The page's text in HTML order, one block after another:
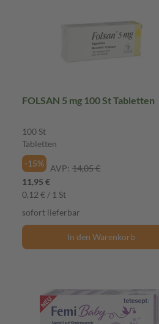
FOLSAN 5 mg 100 St Tabletten
100 St
Tabletten
-15%
AVP: 14,05 €
11,95 €
0,12 € / 1 St
sofort lieferbar
In den Warenkorb